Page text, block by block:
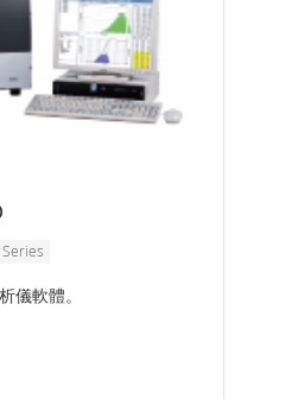
儀軟體。